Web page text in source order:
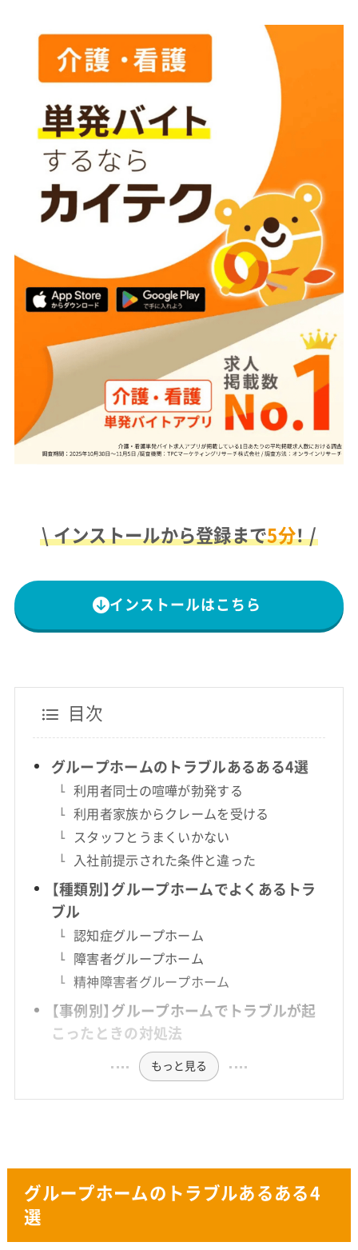
\ インストールから登録まで5分！ /
インストールはこちら
目次
グループホームのトラブルあるある4選
利用者同士の喧嘩が勃発する
利用者家族からクレームを受ける
スタッフとうまくいかない
入社前提示された条件と違った
【種類別】グループホームでよくあるトラ
ブル
認知症グループホーム
障害者グループホーム
精神障害者グループホーム
【事例別】グループホームでトラブルが起
こったときの対処法
もっと見る
グループホームのトラブルあるある4
選